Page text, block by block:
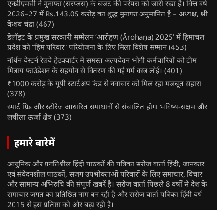
एनडीएमसी ने मुनाफा (सरप्लस) के बजट की परंपरा को जारी रखा है। वित्त वर्ष
2026–27 में Rs.143.05 करोड़ का शुद्ध मुनाफा अनुमानित है – अध्यक्ष, श्री
केशव चंद्रा (467)
डेलॉइट के प्रमुख सरकारी सम्मेलन ‘आरोहण (Ārohaṇa) 2025’ में हिमाचल
प्रदेश को “हिम परिवार” परियोजना के लिए मिला विशेष सम्मान (453)
नॉर्थन वेस्टर्न रेलवे हेडक्वार्टर में समस्त अल्पवेतन भोगी कर्मचारियों को टीम
मित्राय फाउंडेशन के सहयोग से वितरण की गई गर्म वस्त्र लोई। (401)
₹1000 करोड़ के यूपी स्टार्टअप फंड से नवाचार को मिल रहा मजबूत सहारा
(378)
स्मार्ट ग्रिड और स्टोरेज आधारित समाधानों से संचालित होगा भविष्य-सक्षम और
लचीला ऊर्जा क्षेत्र (373)
हमारे बारेमें
आधुनिक और प्रगतिशील हिंदी पाठकों की पत्रिका सरोज वार्ता हिंदी, जानकार
एवं संवेदनशील पाठकों, सजग उपभोक्ताओं परिवारों के लिए समाचार, विचार
और सामान्य अभिरुचि की संपूर्ण खबरें है। सरोज वार्ता पिछले 8 वर्षों से देश के
समाचार जगत का प्रतिष्ठित नाम बन रही है और सरोज वार्ता पत्रिका हिंदी वर्ष
2015 से इस प्रतिष्ठा को और बढ़ा रही है।